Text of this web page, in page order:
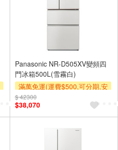
Panasonic NR-D505XV變頻四
門冰箱500L(雪霧白)
滿萬免運(運費$500,可分期,安
裝跨區費另計,單品未滿1萬元
及使用6期以上分期0利率,需付
基本安裝運費)
$ 42300
$38,070